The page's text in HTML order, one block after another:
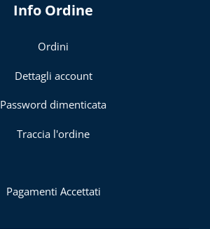
Info Ordine
Ordini
Dettagli account
Password dimenticata
Traccia l'ordine
Pagamenti Accettati